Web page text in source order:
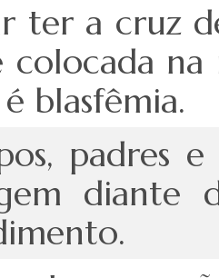
ter a cruz
colocada
blasfêmia.
padres
diante